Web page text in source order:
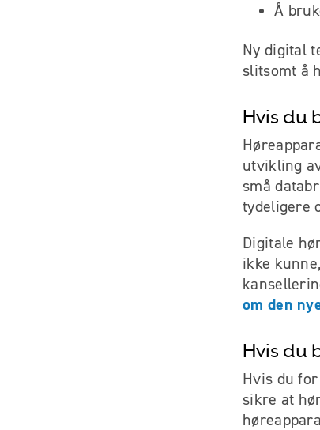
Å
Ny digital
slitsomt å
Hvis du
utvikling
små
tydeligere
Digitale
ikke
om den
Hvis du
Hvis du
sikre at